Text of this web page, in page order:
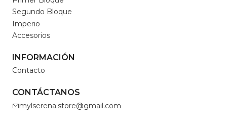
Segundo Bloque
Imperio
Accesorios
INFORMACIÓN
Contacto
CONTÁCTANOS
mylserena.store@gmail.com